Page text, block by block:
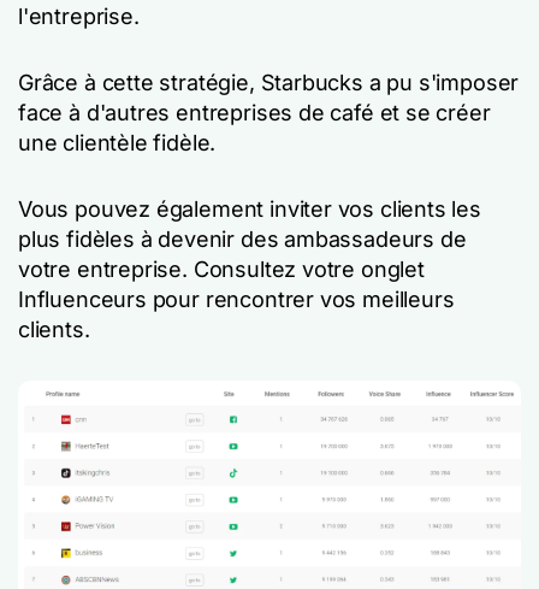
l'entreprise.
Grâce à cette stratégie, Starbucks a pu s'imposer
face à d'autres entreprises de café et se créer
une clientèle fidèle.
Vous pouvez également inviter vos clients les
plus fidèles à devenir des ambassadeurs de
votre entreprise. Consultez votre onglet
Influenceurs pour rencontrer vos meilleurs
clients.